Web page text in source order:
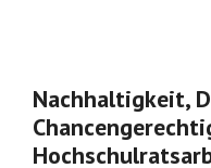
Nachhaltigkeit,